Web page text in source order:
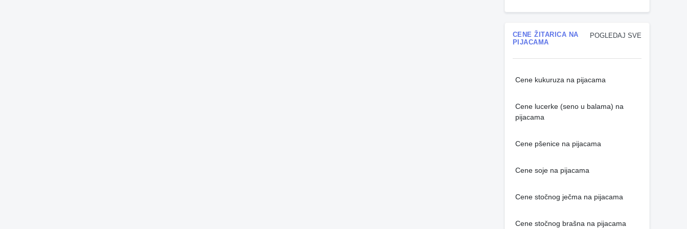
POGLEDAJ SVE
CENE ŽITARICA NA
PIJACAMA
Cene kukuruza na pijacama
Cene lucerke (seno u balama) na
pijacama
Cene pšenice na pijacama
Cene soje na pijacama
Cene stočnog ječma na pijacama
Cene stočnog brašna na pijacama